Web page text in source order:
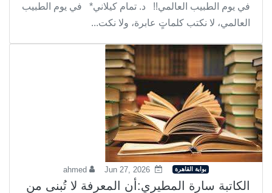
في يوم الطبيب العالمي!! د. تمام كيلاني* في يوم الطبيب
العالمي، لا نكتب كلماتٍ عابرة، ولا نكت...
بوابة القاهرة Jun 27, 2026
ahmed
الكاتبة سارة المطيري:أن المعرفة لا تُبنى من